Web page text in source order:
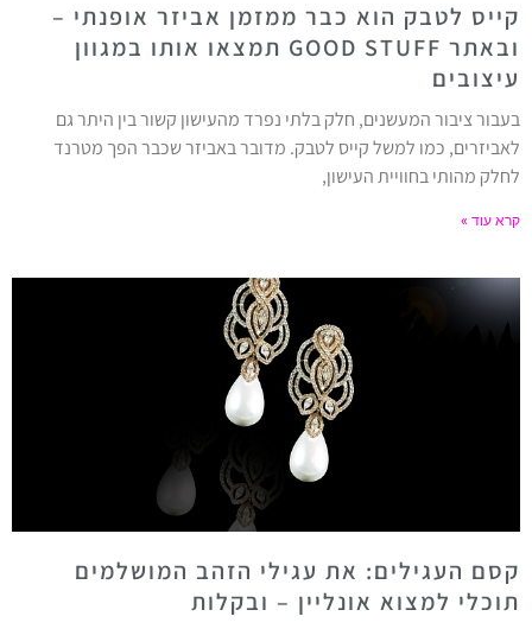
קייס לטבק הוא כבר ממזמן אביזר אופנתי –
ובאתר GOOD STUFF תמצאו אותו במגוון
עיצובים
בעבור ציבור המעשנים, חלק בלתי נפרד מהעישון קשור בין היתר גם
לאביזרים, כמו למשל קייס לטבק. מדובר באביזר שכבר הפך מטרנד
לחלק מהותי בחוויית העישון,
קרא עוד »
קסם העגילים: את עגילי הזהב המושלמים
תוכלי למצוא אונליין – ובקלות